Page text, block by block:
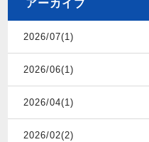
アーカイブ
2026/07(1)
2026/06(1)
2026/04(1)
2026/02(2)